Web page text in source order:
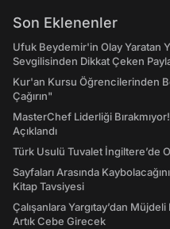
Son Eklenenler
Ufuk Beydemir'in Olay Yaratan
Sevgilisinden Dikkat Çeken
Kur'an Kursu Öğrencilerinden
Çağırın"
MasterChef Liderliği
Açıklandı
Türk Usulü Tuvalet İngiltere’de
Sayfaları Arasında
Kitap Tavsiyesi
Çalışanlara Yargıtay’dan
Artık Cebe Girecek